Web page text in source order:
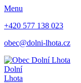
Menu
+420 577 138 023
obec@dolni-lhota.cz
Dolní
Lhota